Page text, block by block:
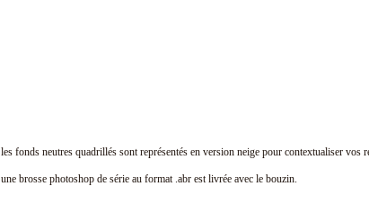
les fonds neutres quadrillés sont représentés en version neige pour contextualiser
une brosse photoshop de série au format .abr est livrée avec le bouzin.